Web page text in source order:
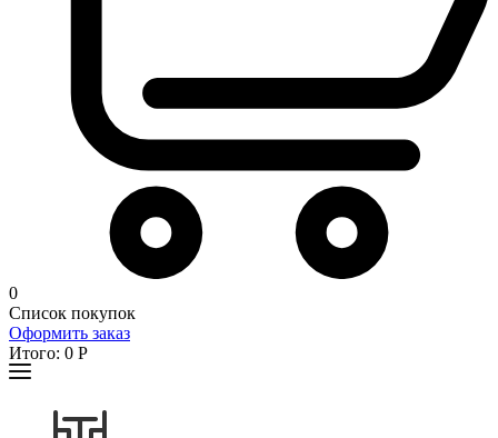
0
Список покупок
Оформить заказ
Итого: 0 Р